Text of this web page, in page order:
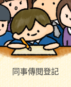
同事傳閱登記